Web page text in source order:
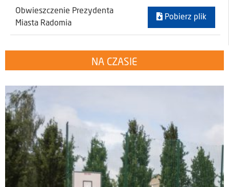
Obwieszczenie Prezydenta
Miasta Radomia
Pobierz plik
NA CZASIE